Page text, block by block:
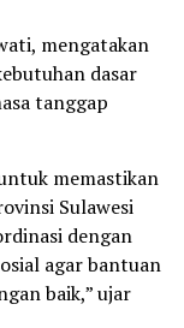
mengatakan
dasar
tanggap
memastikan
Sulawesi
dengan
agar bantuan
baik,” ujar